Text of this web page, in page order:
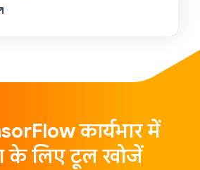
कार्यभार में
के लिए टूल खोजें